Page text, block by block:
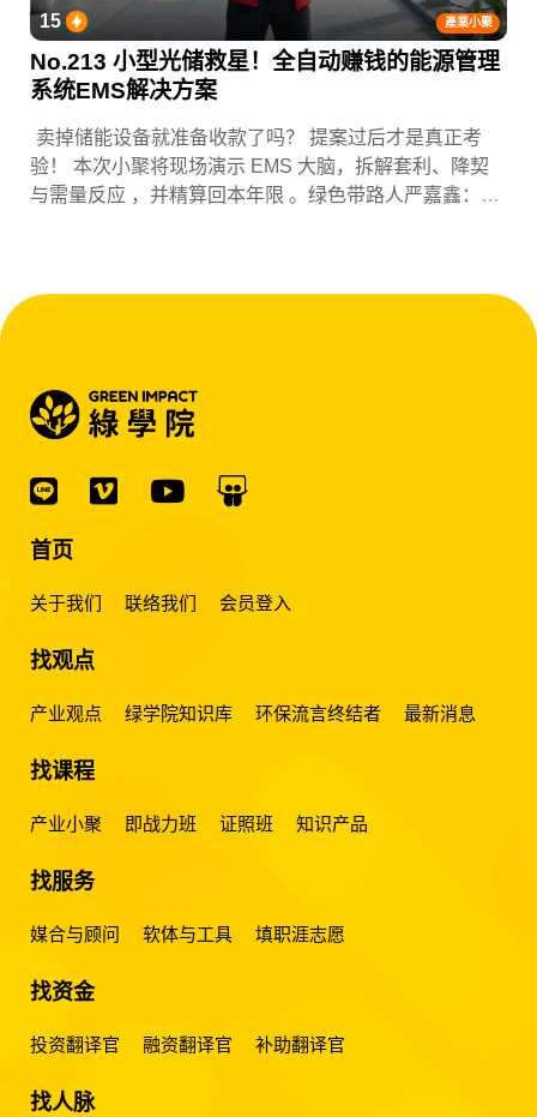
產業小聚
15
No.213 小型光储救星！全自动赚钱的能源管理
系统EMS解决方案
卖掉储能设备就准备收款了吗？ 提案过后才是真正考
验！ 本次小聚将现场演示 EMS 大脑，拆解套利、降契
与需量反应 ，并精算回本年限 。绿色带路人严嘉鑫：
首页
关于我们 联络我们 会员登入
找观点
产业观点 绿学院知识库 环保流言终结者 最新消息
找课程
产业小聚 即战力班 证照班 知识产品
找服务
媒合与顾问 软体与工具 填职涯志愿
找资金
投资翻译官 融资翻译官 补助翻译官
找人脉